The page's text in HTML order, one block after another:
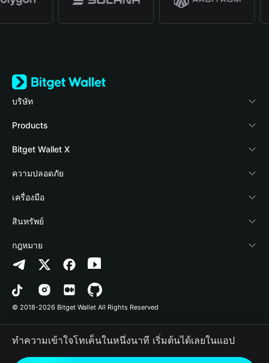
บริษัท
เกี่ยวกับ Bitget Wallet
Blog
Academy
ข่าวสารด้านคริปโต
ศูนย์ช่วยเหลือ
ติดต่อเรา
ทรัพยากรข้อมูลของแบรนด์
อาชีพ
Products
Crypto Card
Stablecoin Earn
Payfi Crypto
Crypto Swap API
Altcoin Season Index
Prediction Markets
DApp
RWA
Bitget Wallet X
นักพัฒนา
เชื่อมต่อ Wallet
Bitget Wallet Pay
ลิสต์โปรเจกต์
ความปลอดภัย
Protection Fund
เทคโนโลยีความปลอดภัย
เครื่องมือ
ซื้อคริปโต
การตรวจจับการอนุญาต
การตรวจจับสัญญา
การโอนเป็นชุด
สินทรัพย์
Arbitrum
Avalanche
Bitcoin
Polygon
กฎหมาย
นโยบายความเป็นส่วนตัว
ข้อตกลงในการใช้บริการ
© 2018-2026 Bitget Wallet All Rights Reserved
ทำความเข้าใจโทเค็นในหนึ่งนาที เริ่มต้นได้เลยในแอป